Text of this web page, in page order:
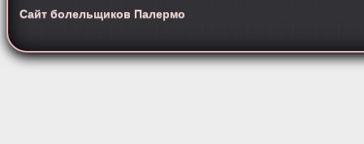
Сайт болельщиков Палермо